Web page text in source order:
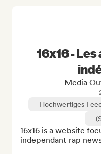
16x16 -
Media
Hochwertiges
16x16 is a website
independant rap